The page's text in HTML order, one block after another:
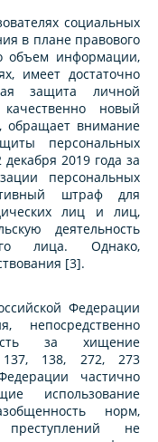
социальных
в плане правового
объем информации,
имеет достаточно
защита личной
новый
обращает внимание
персональных
2019 года за
персональных
штраф для
лиц и лиц,
деятельность
лица. Однако,
[3].
Федерации
непосредственно
за хищение
138, 272, 273
частично
использование
норм,
не